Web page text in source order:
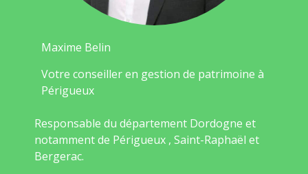
Maxime Belin
Votre conseiller en gestion de patrimoine à
Périgueux
Responsable du département Dordogne et
notamment de Périgueux , Saint-Raphaël et
Bergerac.